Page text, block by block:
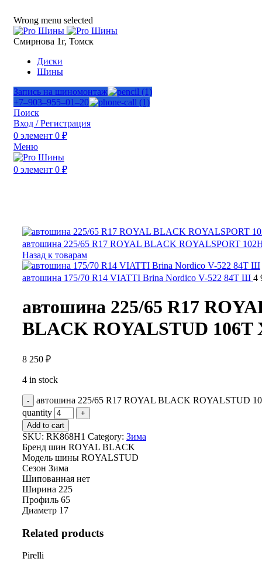
Wrong menu selected
Смирнова 1г, Томск
Диски
Шины
Запись на шиномонтаж
+7‒903‒955‒01‒20
Поиск
Вход / Регистрация
0 элемент 0 ₽
Меню
0 элемент 0 ₽
автошина 225/65 R17 ROYAL BLACK ROYALSPORT
Назад к товарам
автошина 175/70 R14 VIATTI Brina Nordico V-522 84T Ш 4
автошина 225/65 R17
BLACK ROYALSTUD
8 250 ₽
4 in stock
автошина 225/65 R17 ROYAL BLACK ROYALSTUD
quantity
Add to cart
SKU: RK868H1 Category: Зима
Бренд шин ROYAL BLACK
Модель шины ROYALSTUD
Сезон Зима
Шипованная нет
Ширина 225
Профиль 65
Диаметр 17
Related products
Pirelli